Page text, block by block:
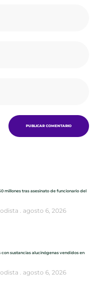
millones tras asesinato de funcionario del
agosto 6, 2026
sustancias alucinógenas vendidos en
agosto 6, 2026